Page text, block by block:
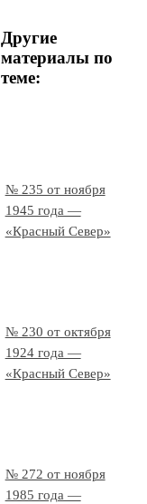
Другие
материалы по
теме:
№ 235 от ноября
1945 года —
«Красный Север»
№ 230 от октября
1924 года —
«Красный Север»
№ 272 от ноября
1985 года —